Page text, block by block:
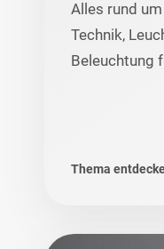
Alles rund
Technik,
Beleuchtung
Thema